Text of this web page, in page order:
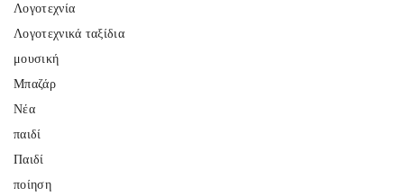
Λογοτεχνία
Λογοτεχνικά ταξίδια
μουσική
Μπαζάρ
Νέα
παιδί
Παιδί
ποίηση